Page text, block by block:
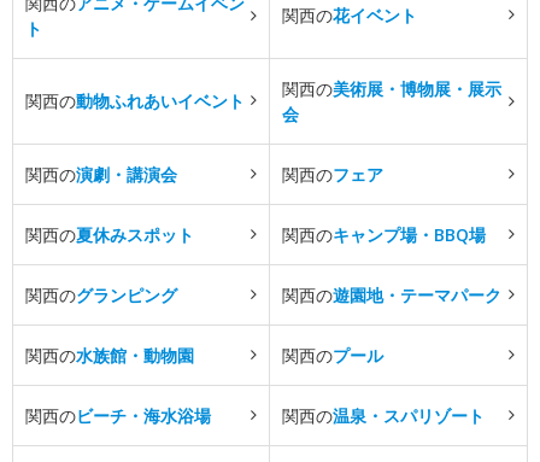
ト
関西の花イベント
関西の動物ふれあいイベント
関西の美術展・博物展・展示
会
関西の演劇・講演会 関西のフェア
関西の夏休みスポット 関西のキャンプ場・BBQ場
関西のグランピング 関西の遊園地・テーマパーク
関西の水族館・動物園 関西のプール
関西のビーチ・海水浴場 関西の温泉・スパリゾート